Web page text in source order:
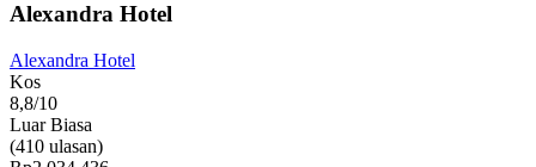
Alexandra Hotel
Alexandra Hotel
Kos
8,8/10
Luar Biasa
(410 ulasan)